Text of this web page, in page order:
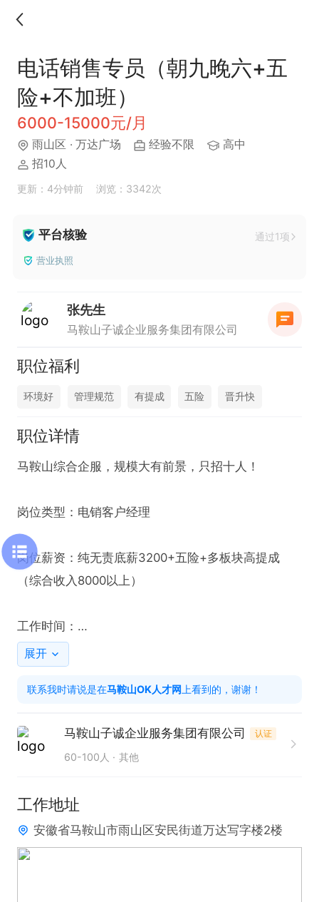
电话销售专员（朝九晚六+五
险+不加班）
6000-15000元/月
雨山区 · 万达广场 经验不限
高中
招10人
更新：4分钟前 浏览：3342次
平台核验 通过1项
营业执照
张先生
马鞍山子诚企业服务集团有限公司
职位福利
环境好 管理规范 有提成 五险 晋升快
职位详情
马鞍山综合企服，规模大有前景，只招十人！
岗位类型：电销客户经理
岗位薪资：纯无责底薪3200+五险+多板块高提成
（综合收入8000以上）
工作时间：
9:00-12:00，13:30-18:00（绝不加班）
新人有七天带薪培、训，轻松掌握业务知识。
话的形式沟通邀约客户，无需外出，客户由公司顾问
去谈。
展开
联系我时请说是在马鞍山OK人才网 上看到的，谢谢！
马鞍山子诚企业服务集团有限公司 认证
60-100人 其他
工作地址
安徽省马鞍山市雨山区安民街道万达写字楼2楼